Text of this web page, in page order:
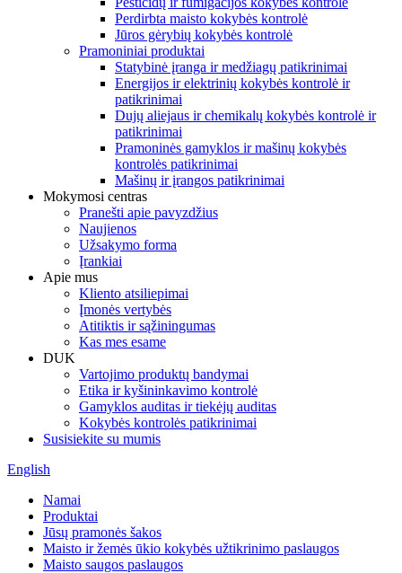
Perdirbta maisto kokybės kontrolė
Jūros gėrybių kokybės kontrolė
Pramoniniai produktai
Statybinė įranga ir medžiagų patikrinimai
Energijos ir elektrinių kokybės kontrolė ir
patikrinimai
Dujų aliejaus ir chemikalų kokybės kontrolė ir
patikrinimai
Pramoninės gamyklos ir mašinų kokybės
kontrolės patikrinimai
Mašinų ir įrangos patikrinimai
Mokymosi centras
Pranešti apie pavyzdžius
Naujienos
Užsakymo forma
Įrankiai
Apie mus
Kliento atsiliepimai
Įmonės vertybės
Atitiktis ir sąžiningumas
Kas mes esame
DUK
Vartojimo produktų bandymai
Etika ir kyšininkavimo kontrolė
Gamyklos auditas ir tiekėjų auditas
Kokybės kontrolės patikrinimai
Susisiekite su mumis
English
Namai
Produktai
Jūsų pramonės šakos
Maisto ir žemės ūkio kokybės užtikrinimo paslaugos
Maisto saugos paslaugos